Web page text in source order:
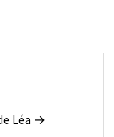
Léa →